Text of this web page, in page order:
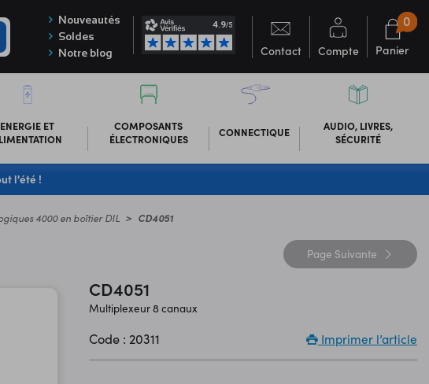
Nouveautés
Soldes
Notre blog
Contact Compte Panier
0
ENERGIE ET
COMPOSANTS
ÉLECTRONIQUES
CONNECTIQUE
AUDIO, LIVRES,
SÉCURITÉ
l'été !
4000 en boîtier DIL CD4051
Page Suivante
CD4051
Multiplexeur 8 canaux
Code : 20311 Imprimer l’article